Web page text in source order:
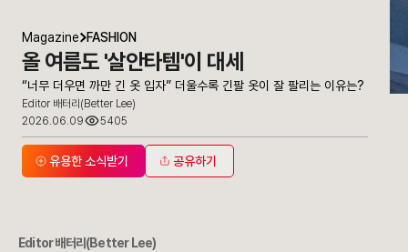
Magazine FASHION
올 여름도 '살안타템'이 대세
“너무 더우면 까만 긴 옷 입자” 더울수록 긴팔 옷이 잘 팔리는 이유는?
Editor 배터리(Better Lee)
2026.06.09
5405
유용한 소식받기 공유하기
Editor배터리(Better Lee)